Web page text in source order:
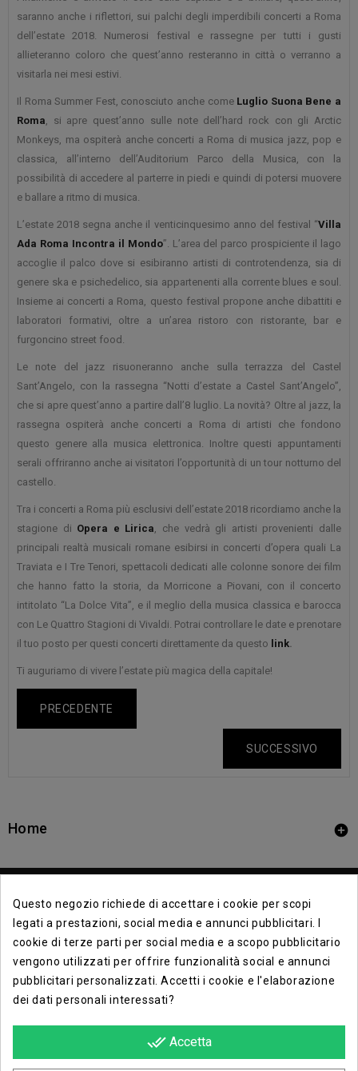
saranno anche i riflettori, sui palchi degli imperdibili concerti a Roma
dell’estate 2018. Numerosi festival e rassegne per tutti i gusti
allieteranno coloro che quest’anno resteranno in città o verranno a
visitarla nei mesi estivi.
Il Roma Summer Fest, conosciuto anche come Luglio Suona Bene a
Roma, si apre quest’anno sulle note dell’hard rock con gli Arctic
Monkeys, ma ospiterà anche concerti a Roma di musica jazz, pop e
classica, all’interno dell’Auditorium Parco della Musica, con la
possibilità di accedere al parterre in piedi e quindi di potersi muovere
e ballare a ritmo di musica.
L’estate 2018 segna anche il venticinquesimo anno del festival “Villa
Ada Roma Incontra il Mondo”. L’area del parco prospiciente il lago
accoglie il palco dove si esibiranno artisti di controtendenza, sia di
genere ska e psichedelico, sia appartenenti alla corrente blues e soul.
Insieme ai concerti a Roma, questo festival propone anche dibattiti e
laboratori formativi, oltre a un’area ristoro con ristorante, bar e
furgoncino street food.
Le note del jazz risuoneranno anche sulla terrazza del Castel
Sant’Angelo, con la rassegna “Notti d’estate a Castel Sant’Angelo”,
che si apre quest’anno a partire dall’8 luglio. La novità? Oltre al jazz, la
rassegna ospiterà anche concerti a Roma di artisti che fondono
questo genere alla musica elettronica. Inoltre questi appuntamenti
serali offriranno anche ai visitatori l’opportunità di un tour notturno del
castello.
Tra i concerti a Roma più esclusivi dell’estate 2018 ricordiamo anche la
stagione di Opera e Lirica, che vedrà gli artisti provenienti dalle
principali realtà musicali romane esibirsi in concerti d’opera quali La
Traviata e I Tre Tenori, spettacoli dedicati alle colonne sonore dei film
che hanno fatto la storia, da Morricone a Piovani, con il concerto
intitolato “La Dolce Vita”, e il meglio della musica classica e barocca
con Le Quattro Stagioni di Vivaldi. Potrai controllare le date e prenotare
il tuo posto per questi concerti direttamente da questo link.
Ti auguriamo di vivere l’estate più magica della capitale!
PRECEDENTE
SUCCESSIVO
Home 
Contact Info 
Opera E Lirica Agenzia Di Eventi
Questo negozio richiede di accettare i cookie per scopi
legati a prestazioni, social media e annunci pubblicitari. I
cookie di terze parti per social media e a scopo pubblicitario
vengono utilizzati per offrire funzionalità social e annunci
pubblicitari personalizzati. Accetti i cookie e l'elaborazione
dei dati personali interessati?
done_all Accetta